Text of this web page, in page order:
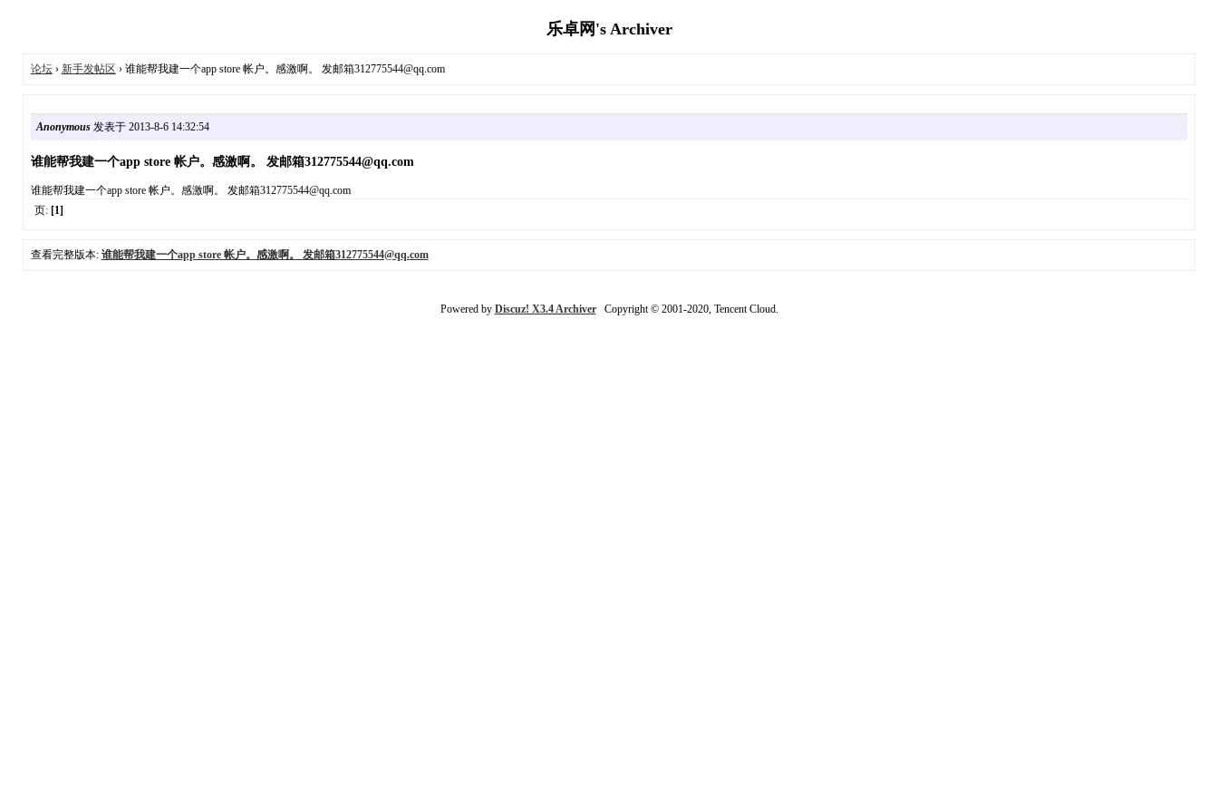
乐卓网's Archiver
论坛› 新手发帖区 › 谁能帮我建一个app store 帐户。感激啊。 发邮箱312775544@qq.com
Anonymous发表于 2013-8-6 14:32:54
谁能帮我建一个app store 帐户。感激啊。 发邮箱312775544@qq.com
谁能帮我建一个app store 帐户。感激啊。 发邮箱312775544@qq.com
页: [1]
查看完整版本: 谁能帮我建一个app store 帐户。感激啊。 发邮箱312775544@qq.com
Powered by Discuz! X3.4 ArchiverCopyright © 2001-2020, Tencent Cloud.